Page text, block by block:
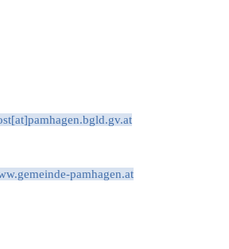
pamhagen.at